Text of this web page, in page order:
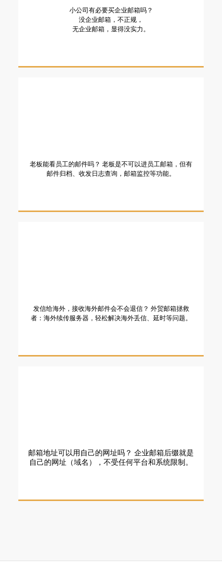
小公司有必要买企业邮箱吗？
没企业邮箱，不正规，
无企业邮箱，显得没实力。
老板能看员工的邮件吗？ 老板是不可以进员工邮箱，但有
邮件归档、收发日志查询，邮箱监控等功能。
发信给海外，接收海外邮件会不会退信？ 外贸邮箱拯救
者：海外续传服务器，轻松解决海外丢信、延时等问题。
邮箱地址可以用自己的网址吗？ 企业邮箱后缀就是
自己的网址（域名），不受任何平台和系统限制。